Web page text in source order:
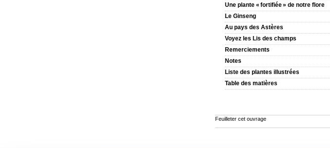
Une plante « fortifiée » de notre flore
Le Ginseng
Au pays des Astères
Voyez les Lis des champs
Remerciements
Notes
Liste des plantes illustrées
Table des matières
Feuilleter cet ouvrage